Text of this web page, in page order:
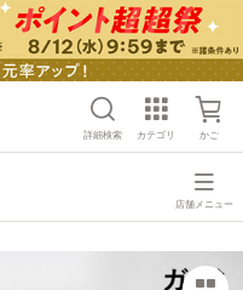
詳細検索 カテゴリ かご
店舗メニュー